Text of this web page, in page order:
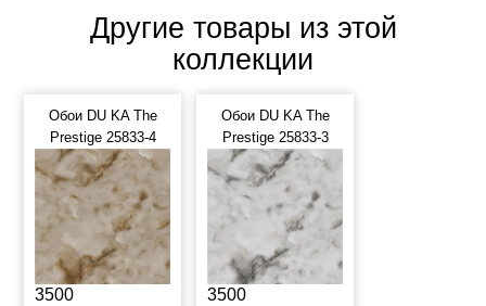
Другие товары из этой
коллекции
Обои DU KA The
Prestige 25833-4
3500
Обои DU KA The
Prestige 25833-3
3500